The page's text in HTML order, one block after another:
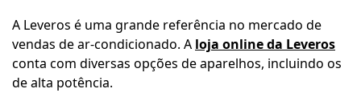
A Leveros é uma grande referência no mercado de
vendas de ar-condicionado. A loja online da Leveros
conta com diversas opções de aparelhos, incluindo os
de alta potência.